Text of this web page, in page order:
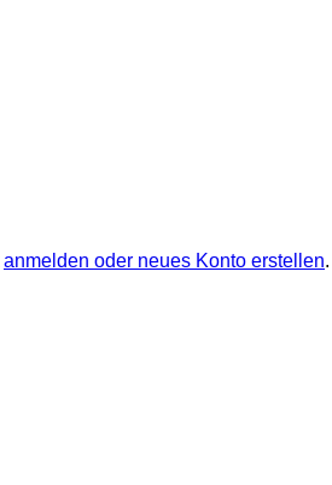
anmelden oder neues Konto erstellen.